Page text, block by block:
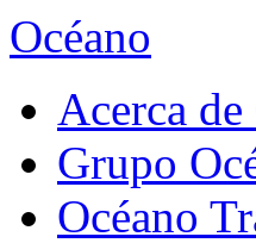
Océano
Acerca de
Grupo
Océano